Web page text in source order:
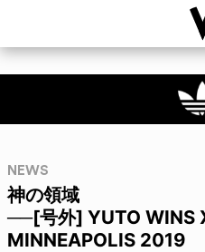
NEWS
神の領域
──[号外] YUTO WINS
MINNEAPOLIS 2019